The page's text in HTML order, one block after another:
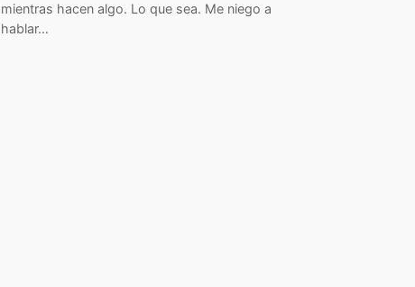
mientras hacen algo. Lo que sea. Me niego a
hablar…